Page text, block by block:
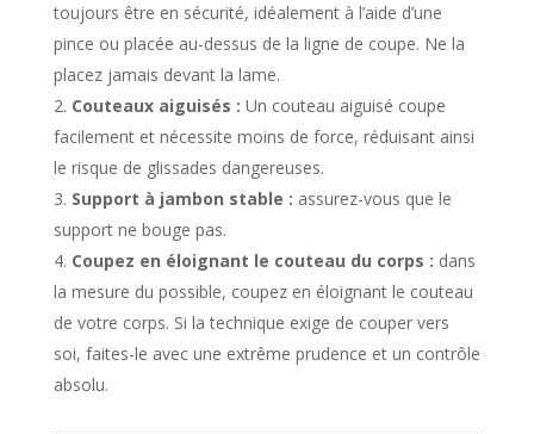
toujours être en sécurité, idéalement à l’aide d’une
pince ou placée au-dessus de la ligne de coupe. Ne la
placez jamais devant la lame.
Couteaux aiguisés : Un couteau aiguisé coupe
facilement et nécessite moins de force, réduisant ainsi
le risque de glissades dangereuses.
Support à jambon stable : assurez-vous que le
support ne bouge pas.
Coupez en éloignant le couteau du corps : dans
la mesure du possible, coupez en éloignant le couteau
de votre corps. Si la technique exige de couper vers
soi, faites-le avec une extrême prudence et un contrôle
absolu.